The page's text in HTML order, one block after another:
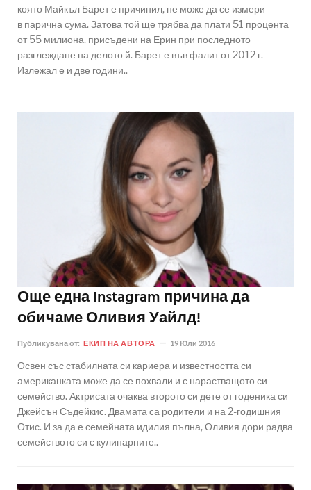
която Майкъл Барет е причинил, не може да се измери
в парична сума. Затова той ще трябва да плати 51 процента
от 55 милиона, присъдени на Ерин при последното
разглеждане на делото й. Барет е във фалит от 2012 г.
Излежал е и две години..
Още една Instagram причина да
обичаме Оливия Уайлд!
Публикувана от: ЕКИП НА АВТОРА 19 Юли 2016
Освен със стабилната си кариера и известността си
американката може да се похвали и с нарастващото си
семейство. Актрисата очаква второто си дете от годеника си
Джейсън Съдейкис. Двамата са родители и на 2-годишния
Отис. И за да е семейната идилия пълна, Оливия дори радва
семейството си с кулинарните..